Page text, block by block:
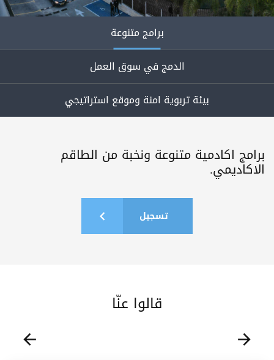
برامج اكادمية متنوعة ونخبة من الطاقم
الاكاديمي.
تسجيل
برامج متنوعة
الدمج في سوق العمل
بيئة تربوية امنة وموقع استراتيجي
قالوا عنّا